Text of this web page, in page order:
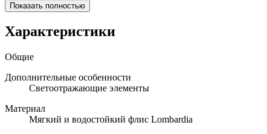
Показать полностью
Характеристики
Общие
Дополнительные особенности
Светоотражающие элементы
Материал
Мягкий и водостойкий флис Lombardia